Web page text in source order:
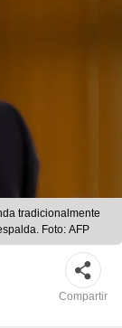
tradicionalmente
Foto: AFP
Compartir